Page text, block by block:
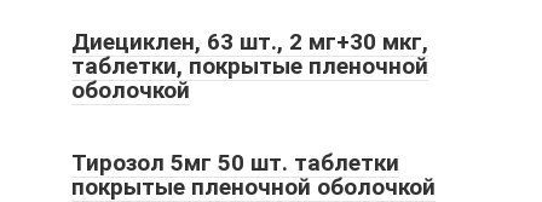
Диециклен, 63 шт., 2 мг+30 мкг,
таблетки, покрытые пленочной
оболочкой
Тирозол 5мг 50 шт. таблетки
покрытые пленочной оболочкой